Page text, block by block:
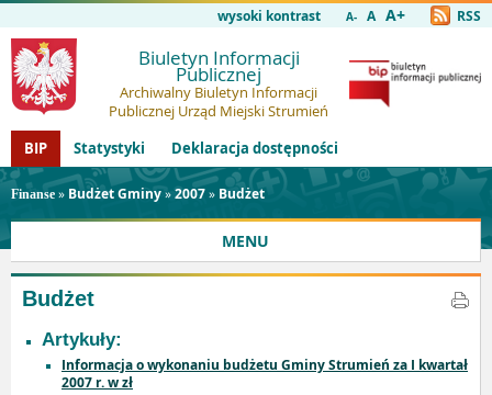
wysoki kontrast A- A A+ RSS
Biuletyn Informacji
Publicznej
Archiwalny Biuletyn Informacji
Publicznej Urząd Miejski Strumień
BIP
Statystyki Deklaracja dostępności
Finanse » Budżet Gminy»2007» Budżet
MENU
Budżet
Artykuły:
Informacja o wykonaniu budżetu Gminy Strumień za I kwartał
2007 r. w zł